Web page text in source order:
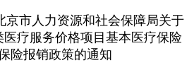
京市人力资源和社会保障局关于
医疗服务价格项目基本医疗保险
险报销政策的通知